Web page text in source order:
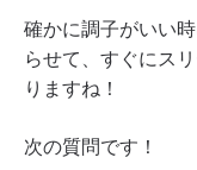
確かに調子がいい
らせて、すぐにス
りますね！
次の質問です！